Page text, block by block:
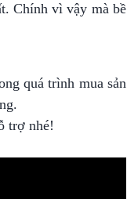
Chính vì vậy mà bề
quá trình mua sản
trợ nhé!